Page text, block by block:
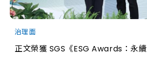
治理面
正文榮獲 SGS《ESG Awards：永